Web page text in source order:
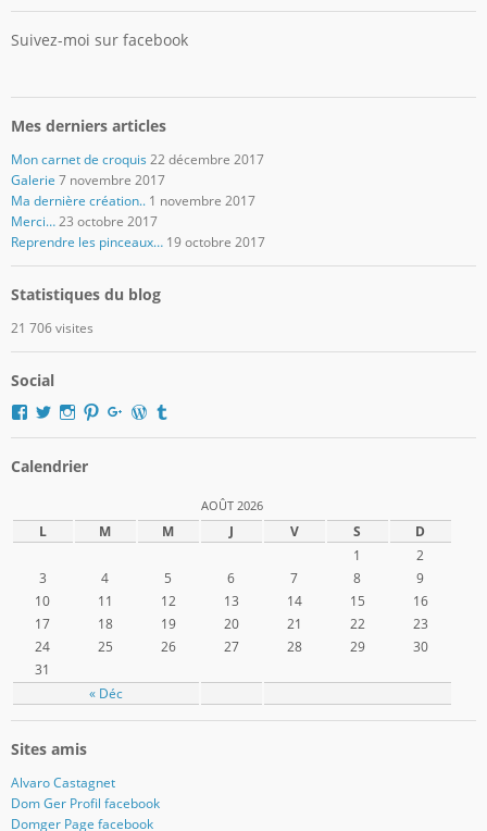
Suivez-moi sur facebook
Mes derniers articles
Mon carnet de croquis 22 décembre 2017
Galerie 7 novembre 2017
Ma dernière création.. 1 novembre 2017
Merci… 23 octobre 2017
Reprendre les pinceaux… 19 octobre 2017
Statistiques du blog
21 706 visites
Social
Voir
de
Facebook
Voir
de
Twitter
Voir
de
Instagram
Voir
Pinterest
Voir
Google+
Voir
WordPress.org
Tumblr
Calendrier
AOÛT 2026
L M M J V S D
« Déc
1
2
3
4 5 6 7 8
9
10
11 12 13 14 15
16
17
18 19 20 21 22
23
24
25 26 27 28 29
30
31
Sites amis
Alvaro Castagnet
Dom Ger Profil facebook
Domger Page facebook